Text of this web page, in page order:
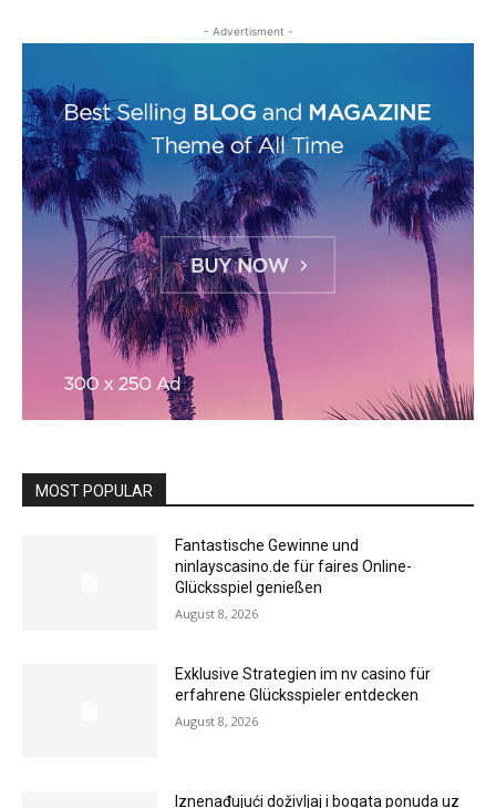
- Advertisment -
MOST POPULAR
Fantastische Gewinne und
ninlayscasino.de für faires Online-
Glücksspiel genießen
August 8, 2026
Exklusive Strategien im nv casino für
erfahrene Glücksspieler entdecken
August 8, 2026
Iznenađujući doživljaj i bogata ponuda uz